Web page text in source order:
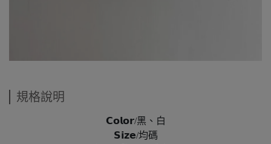
規格說明
𝗖𝗼𝗹𝗼𝗿/黑、白
𝗦𝗶𝘇𝗲/均碼